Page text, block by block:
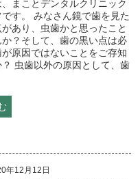
まことデンタルクリニック
す。 みなさん鏡で歯を見た
あり、虫歯かと思ったこと
？そして、歯の黒い点は必
原因ではないことをご存知
虫歯以外の原因として、歯
年12月12日